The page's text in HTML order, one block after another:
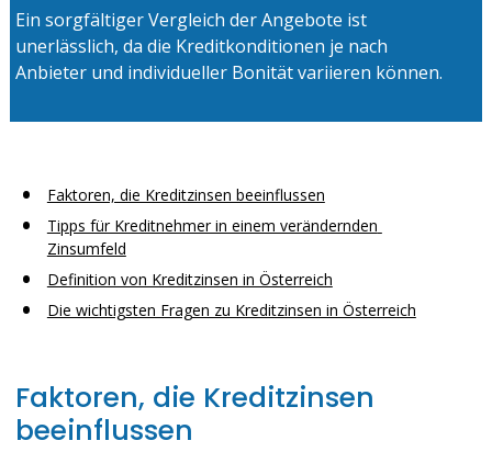
Ein sorgfältiger Vergleich der Angebote ist
unerlässlich, da die Kreditkonditionen je nach
Anbieter und individueller Bonität variieren können.​
Faktoren, die Kreditzinsen beeinflussen
Tipps für Kreditnehmer in einem verändernden
Zinsumfeld
Definition von Kreditzinsen in Österreich
Die wichtigsten Fragen zu Kreditzinsen in Österreich
Faktoren, die Kreditzinsen
beeinflussen